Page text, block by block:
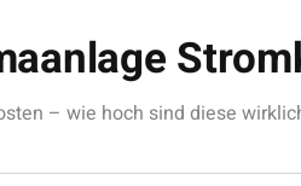
– wie hoch sind diese